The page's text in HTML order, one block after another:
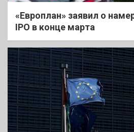
«Европлан» заявил о
IPO в конце марта